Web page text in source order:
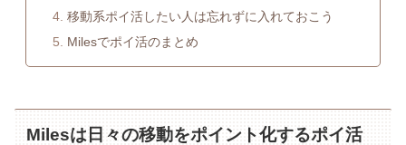
移動系ポイ活したい人は忘れずに入れておこう
Milesでポイ活のまとめ
Milesは日々の移動をポイント化するポイ活